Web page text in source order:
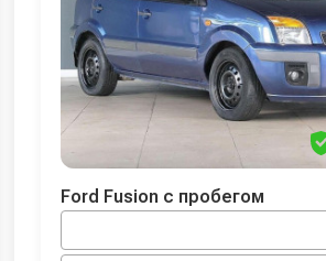
Ford Fusion с пробегом